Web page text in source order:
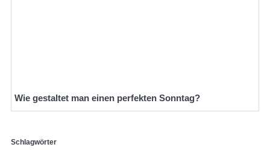
Wie gestaltet man einen perfekten Sonntag?
Schlagwörter